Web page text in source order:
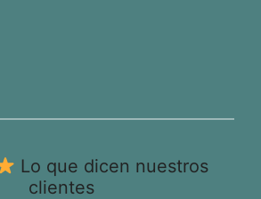
Lo que dicen nuestros
clientes